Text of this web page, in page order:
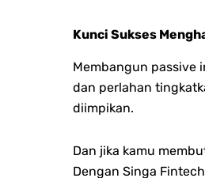
Kunci Sukses
Membangun passive
dan perlahan
diimpikan.
Dan jika kamu
Dengan Singa